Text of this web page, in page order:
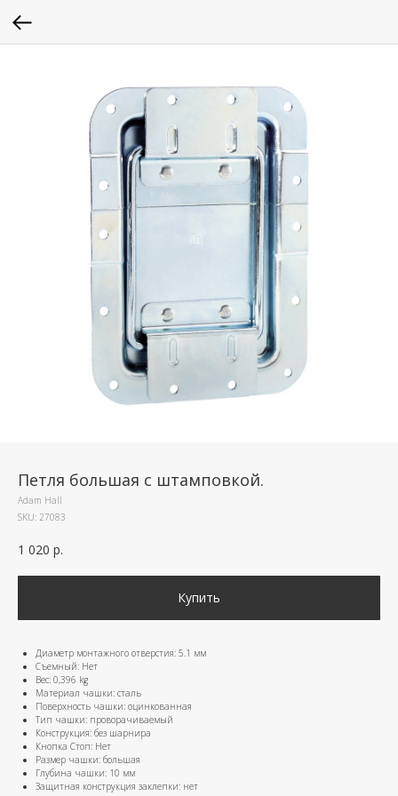
Петля большая с штамповкой.
Adam Hall
SKU: 27083
1 020 р.
Купить
Диаметр монтажного отверстия: 5.1 мм
Съемный: Нет
Вес: 0,396 kg
Материал чашки: сталь
Поверхность чашки: оцинкованная
Тип чашки: проворачиваемый
Конструкция: без шарнира
Кнопка Стоп: Нет
Размер чашки: большая
Глубина чашки: 10 мм
Защитная конструкция заклепки: нет